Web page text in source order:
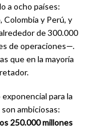
a ocho países:
Colombia y Perú, y
de 300.000
de operaciones—.
que en la mayoría
para la
ambiciosas:
250.000 millones